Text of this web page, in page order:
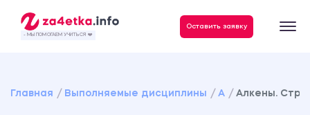
- МЫ ПОМОГАЕМ УЧИТЬСЯ ❤️
Оставить заявку
Главная Выполняемые дисциплины А Алкены.